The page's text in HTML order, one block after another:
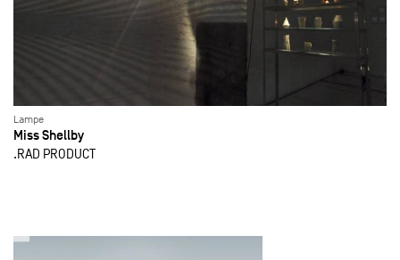
Lampe
Miss Shellby
.RAD PRODUCT